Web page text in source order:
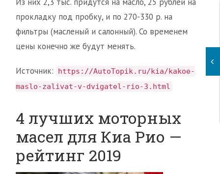
прокладку под пробку, и по 270-330 р. на
фильтры (масленый и салонный). Со временем
цены конечно же будут менять.
Источник:
https://AutoTopik.ru/kia/kakoe-
maslo-zalivat-v-dvigatel-rio-3.html
4 лучших моторных
масел для Киа Рио —
рейтинг 2019